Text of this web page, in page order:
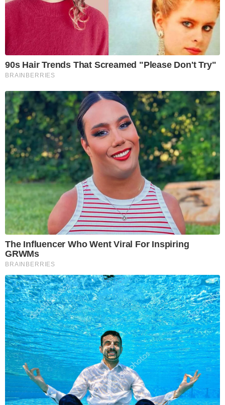
90s Hair Trends That Screamed "Please Don't Try"
BRAINBERRIES
The Influencer Who Went Viral For Inspiring
GRWMs
BRAINBERRIES